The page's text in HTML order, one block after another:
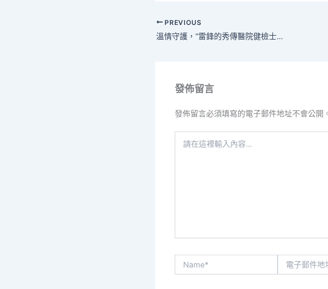
PREVIOUS
溫情守護，“雷鋒的秀傳醫院健檢士”夫妻奔走送熱
發佈留言
發佈留言必須填寫的電子郵件地址不會公開